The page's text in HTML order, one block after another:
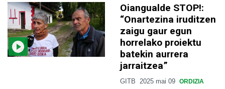
Oiangualde STOP!:
“Onartezina iruditzen
zaigu gaur egun
horrelako proiektu
batekin aurrera
jarraitzea”
GITB 2025 mai 09 ORDIZIA